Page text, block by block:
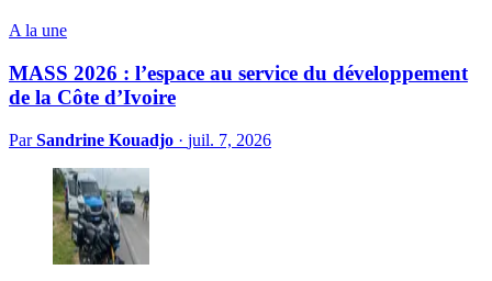
A la une
MASS 2026 : l’espace au service du développement
de la Côte d’Ivoire
ParSandrine Kouadjo · juil. 7, 2026